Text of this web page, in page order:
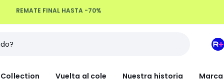
Devoluciones hasta 100 días
Collection Vuelta al cole Nuestra historia
Mi